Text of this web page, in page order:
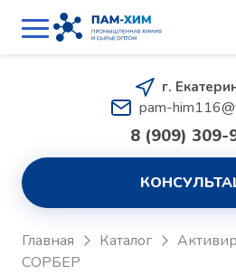
г.
pam-
8 (909) 309-
Главная Каталог
СОРБЕР